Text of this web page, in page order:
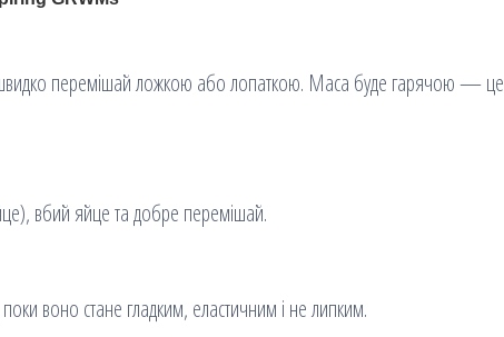
перемішай ложкою або лопаткою. Маса буде гарячою — це
вбий яйце та добре перемішай.
воно стане гладким, еластичним і не липким.